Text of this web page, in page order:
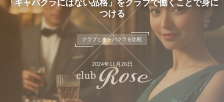
「キャバクラにはない品格」をクラブで働くことで身に
つける
クラブとキャバクラを比較
2024年11月26日